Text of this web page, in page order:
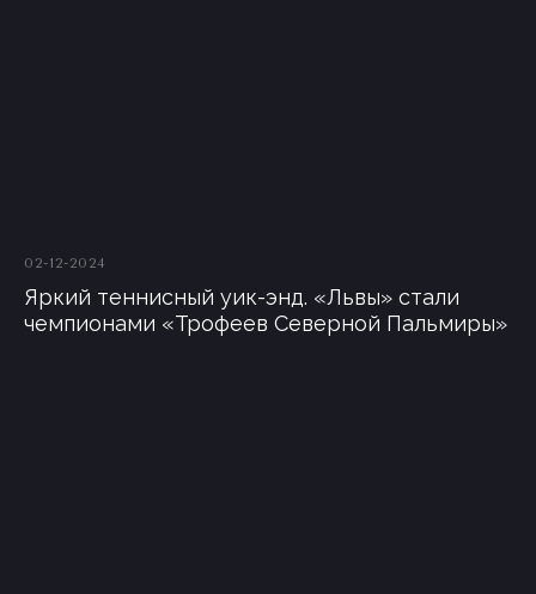
02-12-2024
Яркий теннисный уик-энд. «Львы» стали
чемпионами «Трофеев Северной Пальмиры»